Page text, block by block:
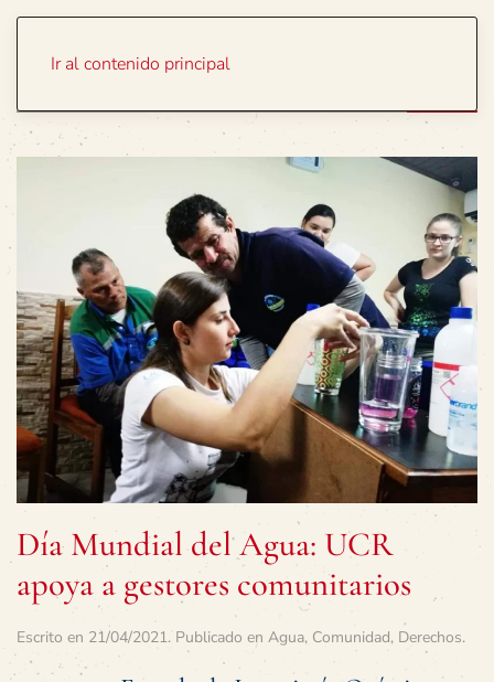
Ir al contenido principal
Día Mundial del Agua: UCR
apoya a gestores comunitarios
Escrito en 21/04/2021. Publicado en Agua, Comunidad, Derechos.